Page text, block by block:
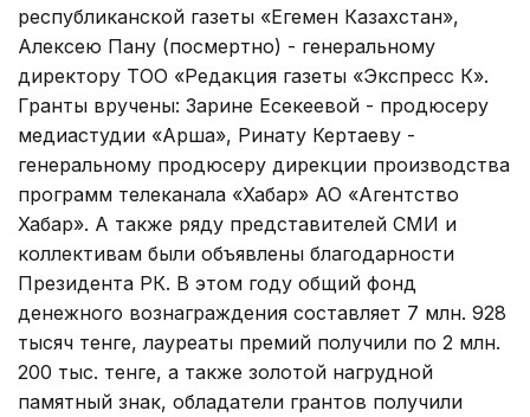
республиканской газеты «Егемен Казахстан»,
Алексею Пану (посмертно) - генеральному
директору ТОО «Редакция газеты «Экспресс К».
Гранты вручены: Зарине Есекеевой - продюсеру
медиастудии «Арша», Ринату Кертаеву -
генеральному продюсеру дирекции производства
программ телеканала «Хабар» АО «Агентство
Хабар». А также ряду представителей СМИ и
коллективам были объявлены благодарности
Президента РК. В этом году общий фонд
денежного вознаграждения составляет 7 млн. 928
тысяч тенге, лауреаты премий получили по 2 млн.
200 тыс. тенге, а также золотой нагрудной
памятный знак, обладатели грантов получили